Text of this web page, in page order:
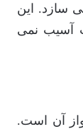
سازد. این
آسیب نمی
آن است.